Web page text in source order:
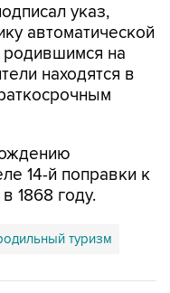
указ,
автоматической
родившимся на
находятся в
14-й поправки к
1868 году.
туризм